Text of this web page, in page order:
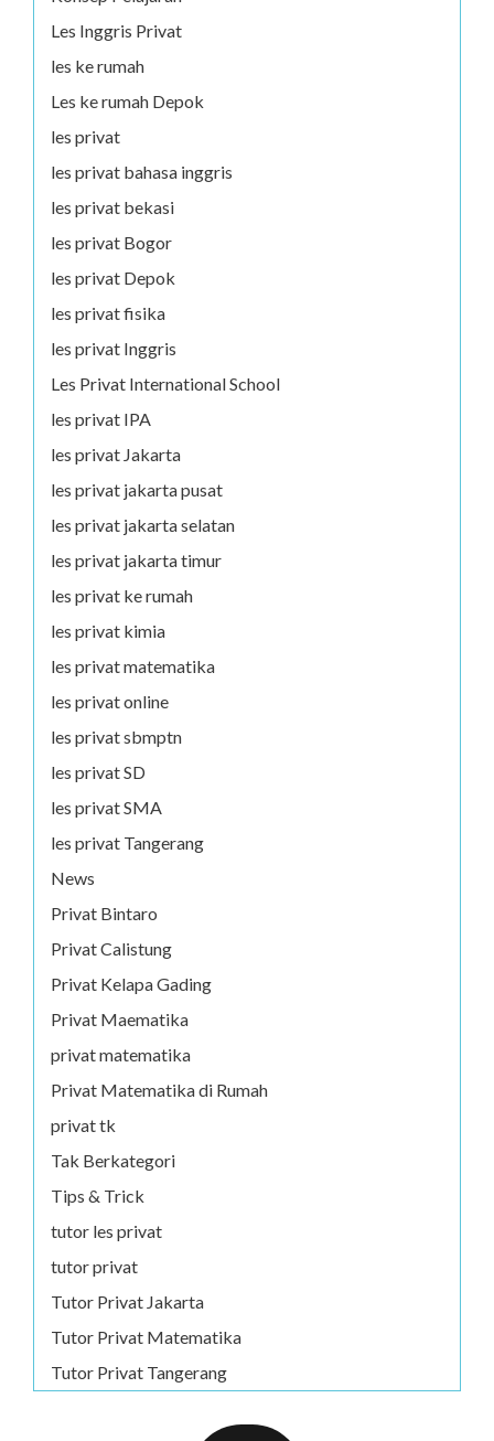
Les Inggris Privat
les ke rumah
Les ke rumah Depok
les privat
les privat bahasa inggris
les privat bekasi
les privat Bogor
les privat Depok
les privat fisika
les privat Inggris
Les Privat International School
les privat IPA
les privat Jakarta
les privat jakarta pusat
les privat jakarta selatan
les privat jakarta timur
les privat ke rumah
les privat kimia
les privat matematika
les privat online
les privat sbmptn
les privat SD
les privat SMA
les privat Tangerang
News
Privat Bintaro
Privat Calistung
Privat Kelapa Gading
Privat Maematika
privat matematika
Privat Matematika di Rumah
privat tk
Tak Berkategori
Tips & Trick
tutor les privat
tutor privat
Tutor Privat Jakarta
Tutor Privat Matematika
Tutor Privat Tangerang